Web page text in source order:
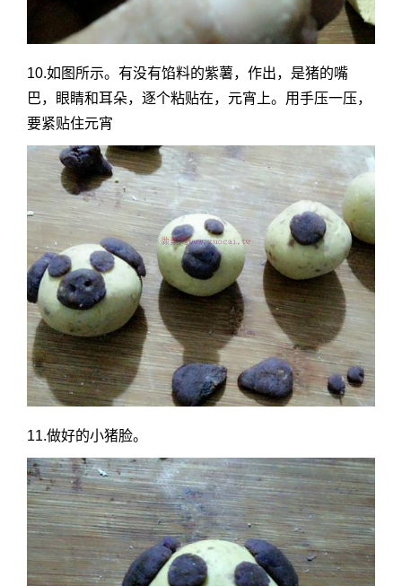
10.如图所示。有没有馅料的紫薯，作出，是猪的嘴
巴，眼睛和耳朵，逐个粘贴在，元宵上。用手压一压，
要紧贴住元宵
11.做好的小猪脸。